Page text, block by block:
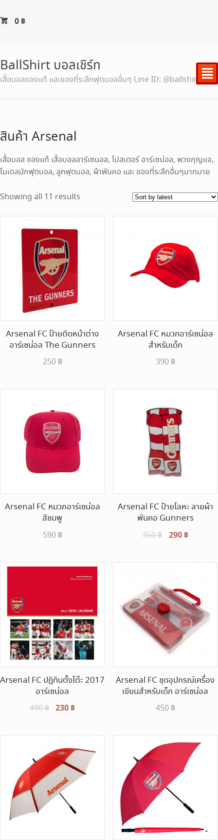
0 ฿
BallShirt บอลเชิร์ท
เสื้อบอลของแท้ และของที่ระลึกฟุตบอลอื่นๆ Line ID: @ballshirt²
สินค้า Arsenal
เสื้อบอล ของแท้ เสื้อบอลอาร์เซนอล, โปสเตอร์ อาร์เซน่อล, พวงกุญแจ,
โมเดลนักฟุตบอล, ลูกฟุตบอล, ผ้าพันคอ และ ของที่ระลึกอื่นๆมากมาย
Showing all 11 results
Arsenal FC ป้ายติดหน้าต่าง
อาร์เซน่อล The Gunners
250 ฿
Arsenal FC หมวกอาร์เซน่อล
สำหรับเด็ก
390 ฿
Arsenal FC หมวกอาร์เซน่อล
สีชมพู
590 ฿
Arsenal FC ป้ายโลหะ ลายผ้า
พันคอ Gunners
350฿
Original
was:
290 ฿Current
is:
Arsenal FC ปฏิทินตั้งโต๊ะ 2017
อาร์เซน่อล
490฿ Original
was:
230 ฿Current
is:
Arsenal FC ชุดอุปกรณ์เครื่อง
เขียนสำหรับเด็ก อาร์เซน่อล
450 ฿